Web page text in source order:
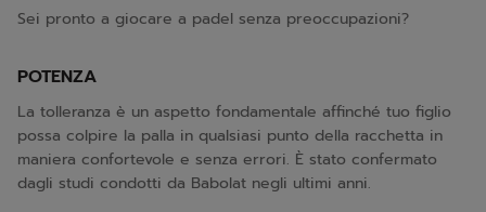
Sei pronto a giocare a padel senza preoccupazioni?
POTENZA
La tolleranza è un aspetto fondamentale affinché tuo figlio
possa colpire la palla in qualsiasi punto della racchetta in
maniera confortevole e senza errori. È stato confermato
dagli studi condotti da Babolat negli ultimi anni.